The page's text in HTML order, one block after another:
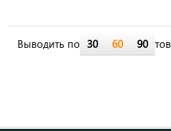
Выводить по 30 60 90